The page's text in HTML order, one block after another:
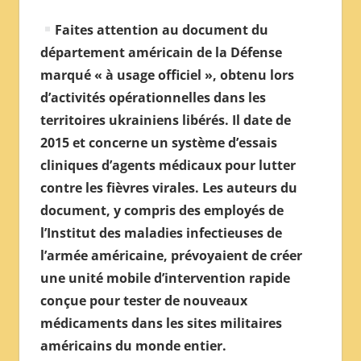
Faites attention au document du
département américain de la Défense
marqué « à usage officiel », obtenu lors
d’activités opérationnelles dans les
territoires ukrainiens libérés. Il date de
2015 et concerne un système d’essais
cliniques d’agents médicaux pour lutter
contre les fièvres virales. Les auteurs du
document, y compris des employés de
l’Institut des maladies infectieuses de
l’armée américaine, prévoyaient de créer
une unité mobile d’intervention rapide
conçue pour tester de nouveaux
médicaments dans les sites militaires
américains du monde entier.